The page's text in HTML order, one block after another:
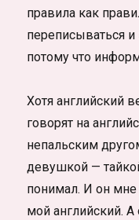
правила как
переписываться и
потому что
Хотя английский
говорят на
непальским
девушкой —
понимал. И он мне
мой английский.